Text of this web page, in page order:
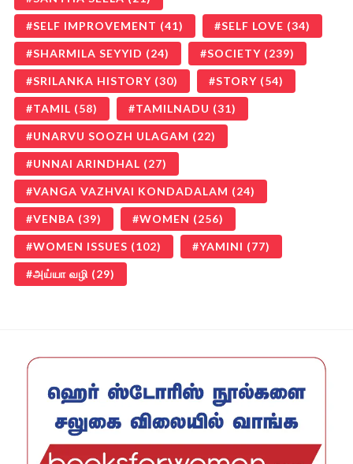
SELF IMPROVEMENT (41) SELF LOVE (34)
SHARMILA SEYYID (24) SOCIETY (239)
SRILANKA HISTORY (30) STORY (54)
TAMIL (58) TAMILNADU (31)
UNARVU SOOZH ULAGAM (22)
UNNAI ARINDHAL (27)
VANGA VAZHVAI KONDADALAM (24)
VENBA (39) WOMEN (256)
WOMEN ISSUES (102) YAMINI (77)
அய்யா வழி (29)